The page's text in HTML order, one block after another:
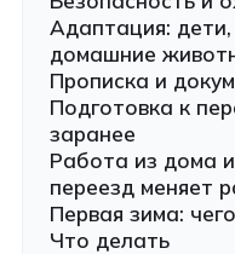
Адаптация:
домашние
Прописка и
Подготовка к
заранее
Работа из дома
переезд меняет
Первая зима:
Что делать